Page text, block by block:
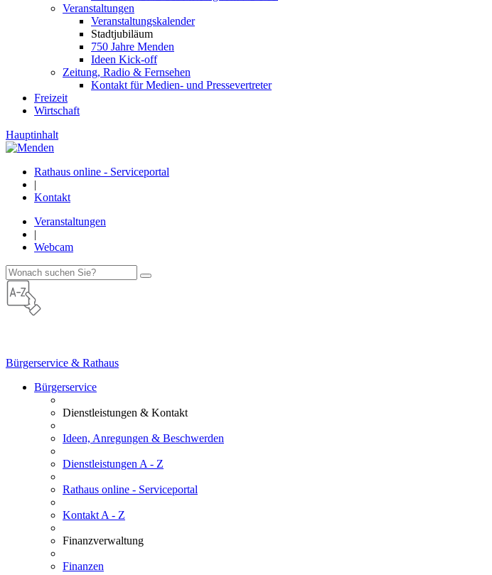
Veranstaltungen
Veranstaltungskalender
Stadtjubiläum
750 Jahre Menden
Ideen Kick-off
Zeitung, Radio & Fernsehen
Kontakt für Medien- und Pressevertreter
Freizeit
Wirtschaft
Hauptinhalt
Rathaus online - Serviceportal
|
Kontakt
Veranstaltungen
|
Webcam
Bürgerservice & Rathaus
Bürgerservice
Dienstleistungen & Kontakt
Ideen, Anregungen & Beschwerden
Dienstleistungen A - Z
Rathaus online - Serviceportal
Kontakt A - Z
Finanzverwaltung
Finanzen